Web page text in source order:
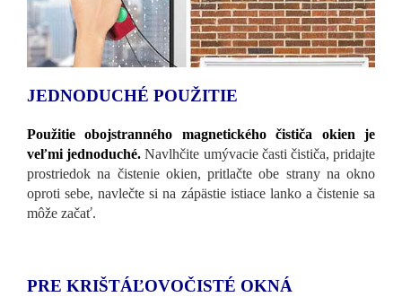
JEDNODUCHÉ POUŽITIE
Použitie obojstranného magnetického čističa okien je
veľmi jednoduché. Navlhčite umývacie časti čističa, pridajte
prostriedok na čistenie okien, pritlačte obe strany na okno
oproti sebe, navlečte si na zápästie istiace lanko a čistenie sa
môže začať.
PRE KRIŠTÁĽOVOČISTÉ OKNÁ